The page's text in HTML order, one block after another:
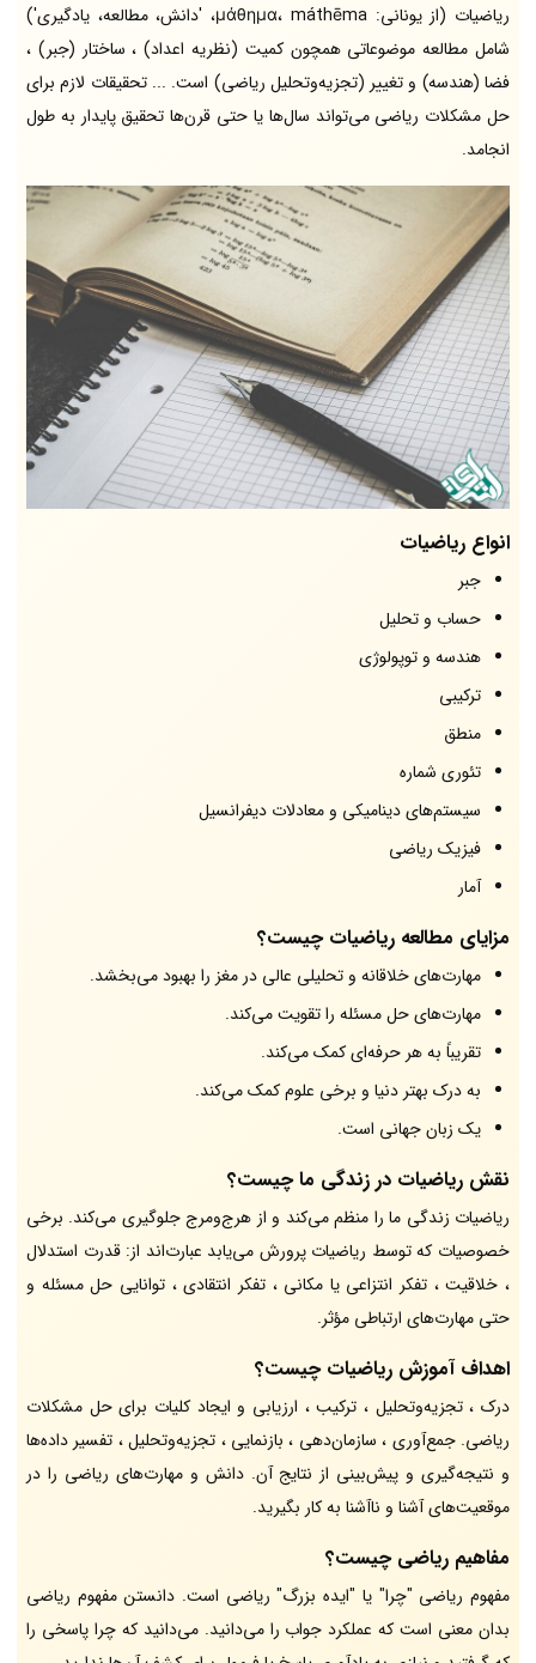
ریاضیات (از یونانی: μάθημα، máthēma، 'دانش، مطالعه، یادگیری')
شامل مطالعه موضوعاتی همچون کمیت (نظریه اعداد) ، ساختار (جبر) ،
فضا (هندسه) و تغییر (تجزیه‌وتحلیل ریاضی) است. ... تحقیقات لازم برای
حل مشکلات ریاضی می‌تواند سال‌ها یا حتی قرن‌ها تحقیق پایدار به طول
انجامد.
انواع ریاضیات
جبر
حساب و تحلیل
هندسه و توپولوژی
ترکیبی
منطق
تئوری شماره
سیستم‌های دینامیکی و معادلات دیفرانسیل
فیزیک ریاضی
آمار
مزایای مطالعه ریاضیات چیست؟
مهارت‌های خلاقانه و تحلیلی عالی در مغز را بهبود می‌بخشد.
مهارت‌های حل مسئله را تقویت می‌کند.
تقریباً به هر حرفه‌ای کمک می‌کند.
به درک بهتر دنیا و برخی علوم کمک می‌کند.
یک زبان جهانی است.
نقش ریاضیات در زندگی ما چیست؟
ریاضیات زندگی ما را منظم می‌کند و از هرج‌ومرج جلوگیری می‌کند. برخی
خصوصیات که توسط ریاضیات پرورش می‌یابد عبارت‌اند از: قدرت استدلال
، خلاقیت ، تفکر انتزاعی یا مکانی ، تفکر انتقادی ، توانایی حل مسئله و
حتی مهارت‌های ارتباطی مؤثر.
اهداف آموزش ریاضیات چیست؟
درک ، تجزیه‌وتحلیل ، ترکیب ، ارزیابی و ایجاد کلیات برای حل مشکلات
ریاضی. جمع‌آوری ، سازمان‌دهی ، بازنمایی ، تجزیه‌وتحلیل ، تفسیر داده‌ها
و نتیجه‌گیری و پیش‌بینی از نتایج آن. دانش و مهارت‌های ریاضی را در
موقعیت‌های آشنا و ناآشنا به کار بگیرید.
مفاهیم ریاضی چیست؟
مفهوم ریاضی "چرا" یا "ایده بزرگ" ریاضی است. دانستن مفهوم ریاضی
بدان معنی است که عملکرد جواب را می‌دانید. می‌دانید که چرا پاسخی را